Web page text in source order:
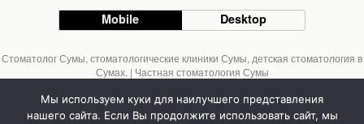
Mobile Desktop
Стоматолог Сумы, стоматологические клиники Сумы, детская стоматология в
Сумах. | Частная стоматология Сумы
Мы используем куки для наилучшего представления
нашего сайта. Если Вы продолжите использовать сайт, мы